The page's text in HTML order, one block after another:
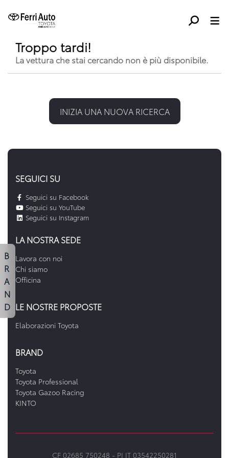
Troppo tardi!
La vettura che stai cercando non è più disponibile.
INIZIA UNA NUOVA RICERCA
SEGUICI SU
Seguici su Facebook
Seguici su YouTube
Seguici su Instagram
LA NOSTRA SEDE
Lavora con noi
Chi siamo
Officina
LE NOSTRE PROPOSTE
Elaborazioni Toyota
BRAND
Toyota
Toyota Professional
Toyota Gazoo Racing
KINTO
CF 02685 750248 - PI IT 03542250281
B
R
A
N
D